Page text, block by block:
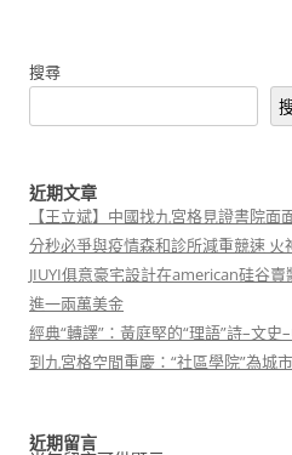
搜尋
近期文章
【王立斌】中國找九宮格見證書院
分秒必爭與疫情森和診所減重競速
JIUYI俱意豪宅設計在american硅谷
進一兩萬美金
經典“轉譯”：黃庭堅的“理語”詩–文
到九宮格空間重慶：“社區學院”為城
近期留言